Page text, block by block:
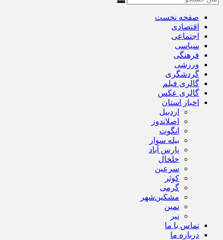
صفحه نخست
اقتصادی
اجتماعی
سیاسی
فرهنگی
ورزشی
گردشگری
گالری فیلم
گالری عکس
اخبار استان
اردبیل
اصلاندوز
انگوت
بیله سوار
پارس آباد
خلخال
سرعین
کوثر
گرمی
مشکین‌شهر
نمین
نیر
تماس با ما
درباره ما